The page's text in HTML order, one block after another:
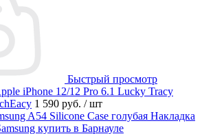
Быстрый просмотр
iPhone 12/12 Pro 6.1 Lucky Tracy
1 590 руб. / шт